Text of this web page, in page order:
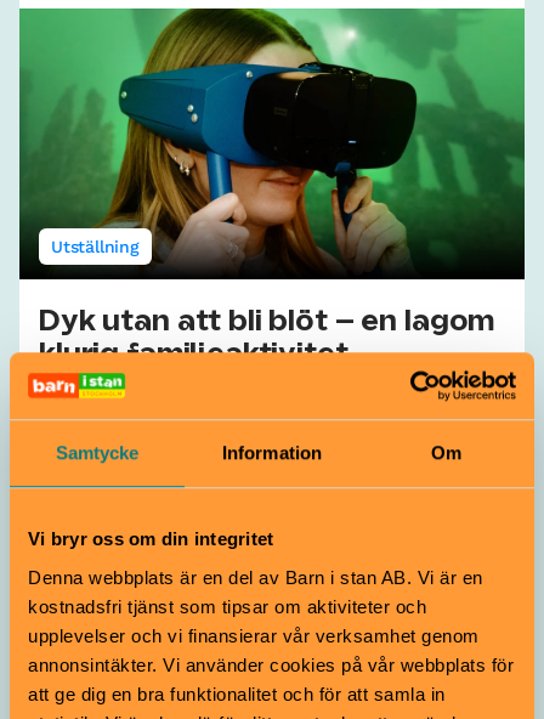
Samtycke Information Om
Vi bryr oss om din integritet
Denna webbplats är en del av Barn i stan AB. Vi är en
kostnadsfri tjänst som tipsar om aktiviteter och
upplevelser och vi finansierar vår verksamhet genom
annonsintäkter. Vi använder cookies på vår webbplats för
att ge dig en bra funktionalitet och för att samla in
Utställning
Dyk utan att bli blöt – en lagom
klurig familjeaktivitet
Från 7 år
undersöka havets botten med hjälp av VR. Vad är det